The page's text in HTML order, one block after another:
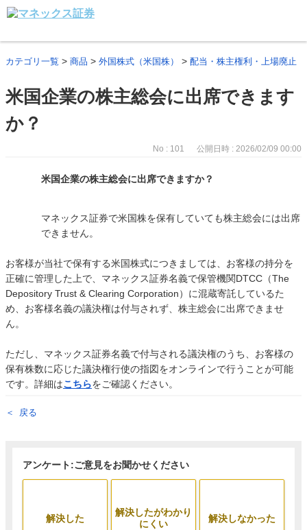
カテゴリ一覧 > 商品 > 外国株式（米国株） > 配当・株主権利・上場廃止
米国企業の株主総会に出席できます
か？
No : 101 公開日時 : 2026/02/09 00:00
米国企業の株主総会に出席できますか？
マネックス証券で米国株を保有していても株主総会には出席
できません。
お客様が当社で保有する米国株式につきましては、お客様の持分を
正確に管理した上で、マネックス証券名義で保管機関DTCC（The
Depository Trust & Clearing Corporation）に混蔵寄託しているた
め、お客様名義の議決権は付与されず、株主総会に出席できませ
ん。
ただし、マネックス証券名義で付与される議決権のうち、お客様の
保有株数に応じた議決権行使の指図をオンラインで行うことが可能
です。詳細はこちらをご確認ください。
戻る
アンケート:ご意見をお聞かせください
解決した
解決したがわかり
にくい
解決しなかった